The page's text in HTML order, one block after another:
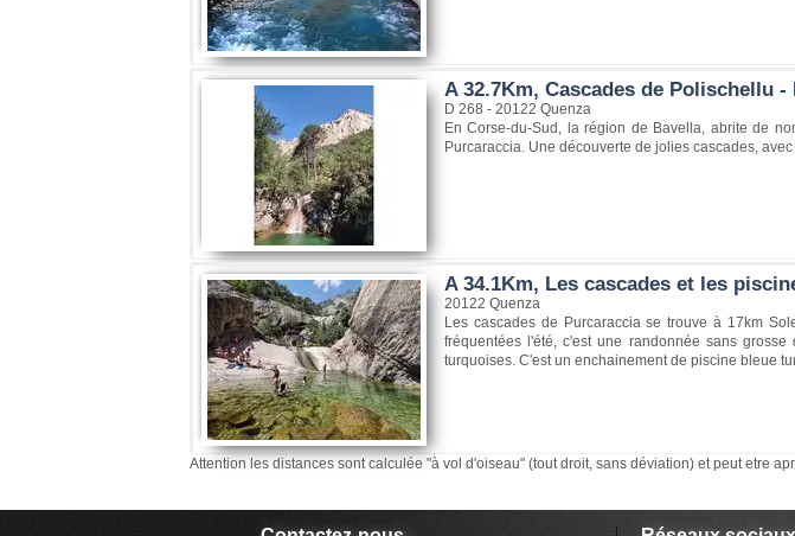
A 32.7Km, Cascades de Polischellu
D 268 - 20122 Quenza
En Corse-du-Sud, la région de Bavella, abrite de
Purcaraccia. Une découverte de jolies cascades,
A 34.1Km, Les cascades et les
20122 Quenza
Les cascades de Purcaraccia se trouve à 17km
fréquentées l'été, c'est une randonnée sans
turquoises. C'est un enchainement de piscine bleue
Attention les distances sont calculée "à vol d'oiseau" (tout droit, sans déviation) et peut etre